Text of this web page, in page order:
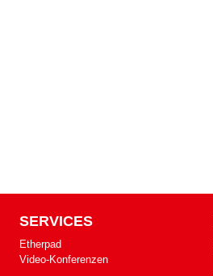
SERVICES
Etherpad
Video-Konferenzen